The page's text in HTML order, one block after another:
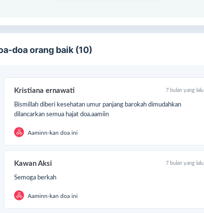
doa orang baik (10)
Kristiana ernawati 7 bulan yang lalu
Bismillah diberi kesehatan umur panjang barokah dimudahkan
dilancarkan semua hajat doa.aamiin
Aaminn-kan doa ini
Kawan Aksi 7 bulan yang lalu
Semoga berkah
Aaminn-kan doa ini